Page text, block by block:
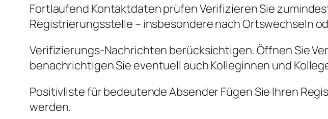
Fortlaufend Kontaktdaten prüfen Verifizieren Sie
Registrierungsstelle – insbesondere nach Ortswechseln
Verifizierungs-Nachrichten berücksichtigen. Öffnen Sie
benachrichtigen Sie eventuell auch Kolleginnen und
Positivliste für bedeutende Absender Fügen Sie Ihren
werden.